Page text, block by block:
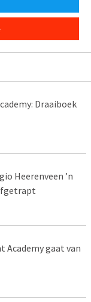
Draaiboek
Heerenveen ’n
Academy gaat van